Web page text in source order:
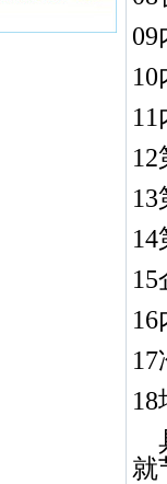
09
15
就